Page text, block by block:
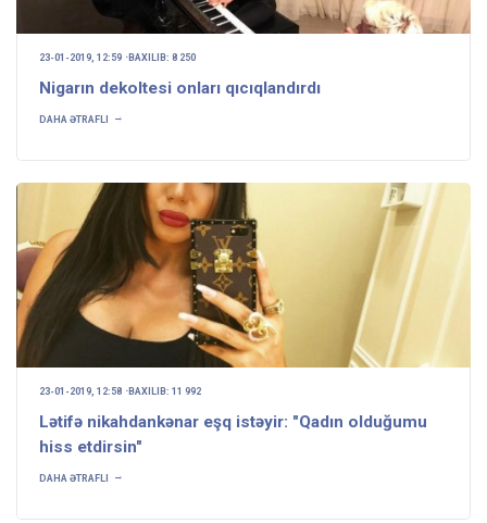
23-01-2019, 12:59 BAXILIB: 8 250
Nigarın dekoltesi onları qıcıqlandırdı
DAHA ƏTRAFLI
23-01-2019, 12:58 BAXILIB: 11 992
Lətifə nikahdankənar eşq istəyir: "Qadın olduğumu
hiss etdirsin"
DAHA ƏTRAFLI